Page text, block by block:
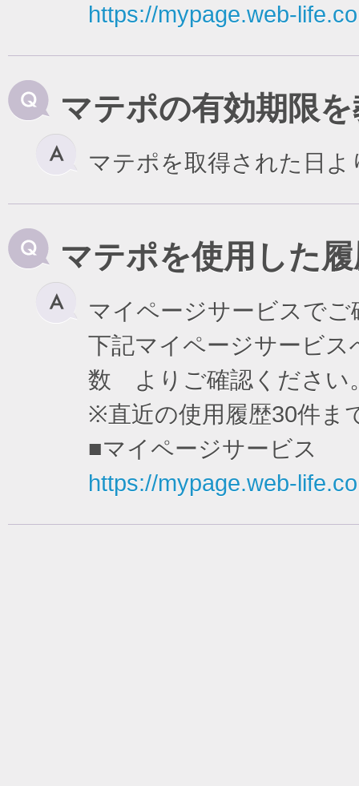
https://mypage.web-
マテポの有効期限
マテポを取得された日
マテポを使用した
マイページサービスで
下記マイページサービ
数 よりご確認ください
※直近の使用履歴30件ま
■マイページサービス
https://mypage.web-